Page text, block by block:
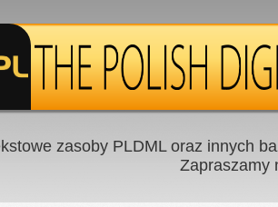
zasoby PLDML oraz innych
Zapraszamy